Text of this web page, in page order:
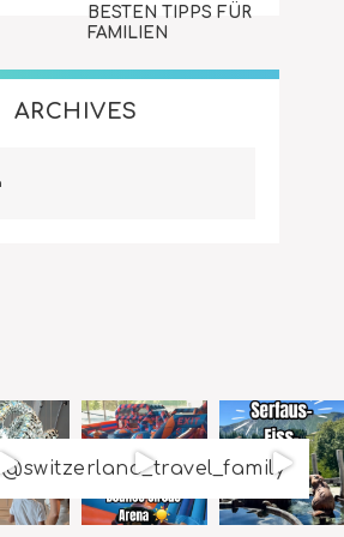
BESTEN TIPPS FÜR
FAMILIEN
ARCHIVES
@switzerland_travel_family